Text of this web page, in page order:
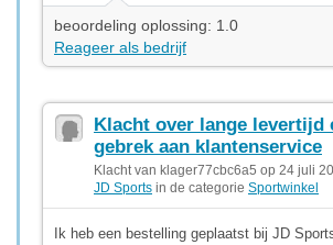
beoordeling oplossing: 1.0
Reageer als bedrijf
Klacht over lange levertijd
gebrek aan klantenservice
Klacht van klager77cbc6a5 op 24 juli
JD Sports in de categorie Sportwinkel
Ik heb een bestelling geplaatst bij JD